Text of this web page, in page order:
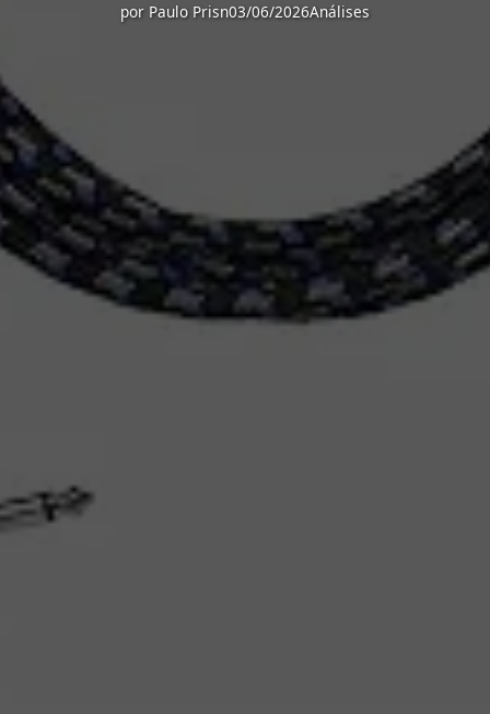
por Paulo Prisn03/06/2026Análises